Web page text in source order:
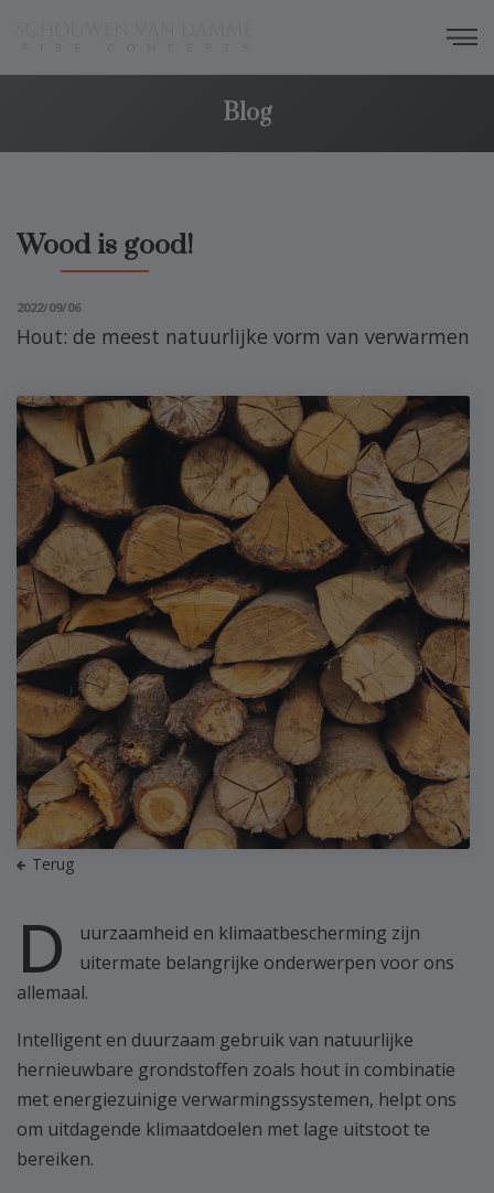
Blog
Wood is good!
2022/09/06
Hout: de meest natuurlijke vorm van verwarmen
Terug
D
uurzaamheid en klimaatbescherming zijn
uitermate belangrijke onderwerpen voor ons
allemaal.
Intelligent en duurzaam gebruik van natuurlijke
hernieuwbare grondstoffen zoals hout in combinatie
met energiezuinige verwarmingssystemen, helpt ons
om uitdagende klimaatdoelen met lage uitstoot te
bereiken.